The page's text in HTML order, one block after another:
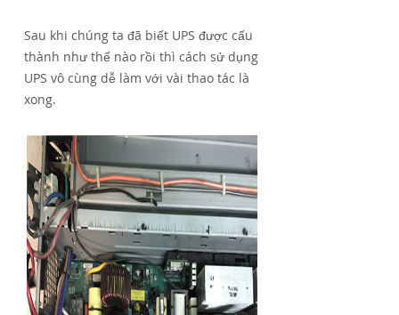
Sau khi chúng ta đã biết UPS được cấu
thành như thế nào rồi thì cách sử dụng
UPS vô cùng dễ làm với vài thao tác là
xong.